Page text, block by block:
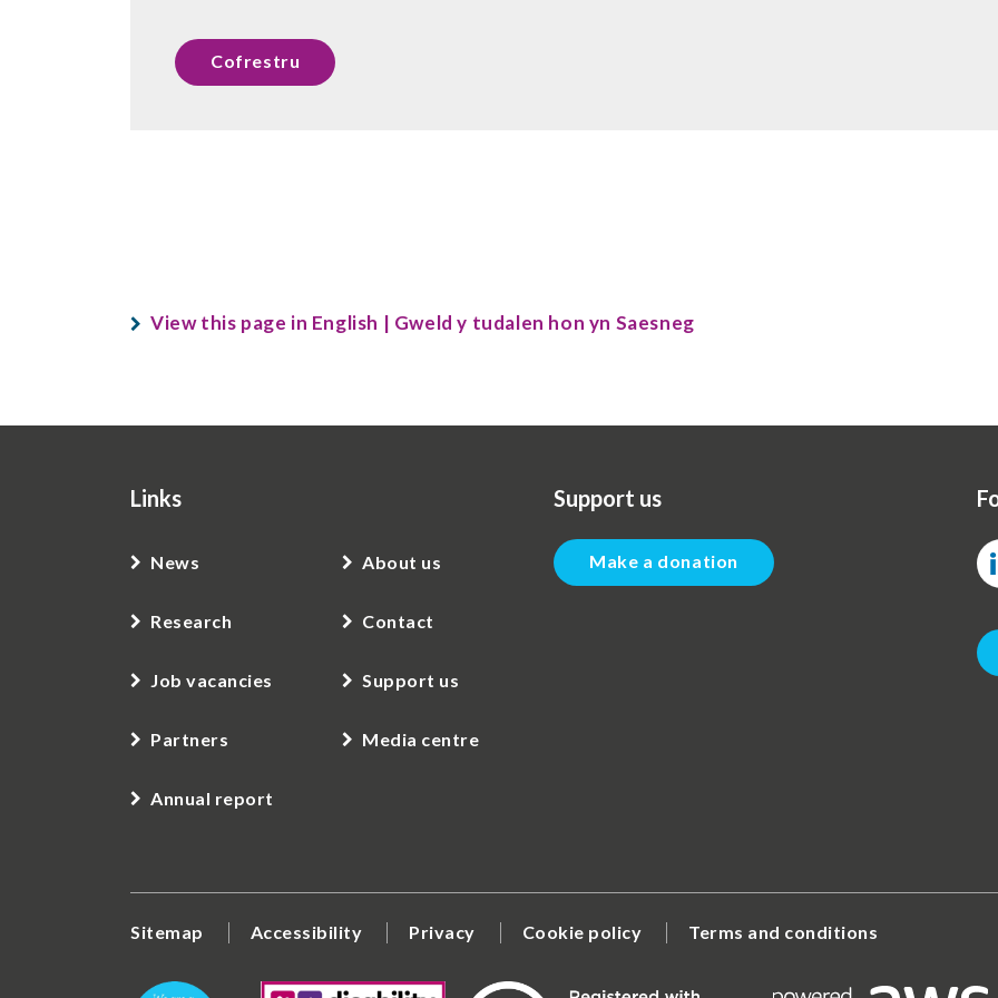
Cofrestru
View this page in English | Gweld y tudalen hon yn Saesneg
Links
News
Research
Job vacancies
Partners
Annual report
About us
Contact
Support us
Media centre
Support us
Make a donation
Sitemap Accessibility Privacy Cookie policy Terms and conditions